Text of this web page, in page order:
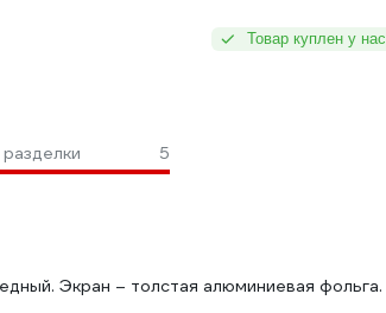
Товар куплен у нас
5
Экран – толстая алюминиевая фольга.